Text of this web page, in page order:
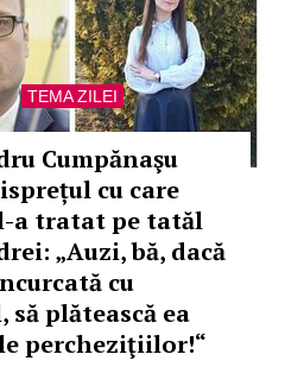
TEMA ZILEI
Cumpănaşu
cu care
a tratat pe tatăl
„Auzi, bă, dacă
cu
să plătească ea
percheziţiilor!“